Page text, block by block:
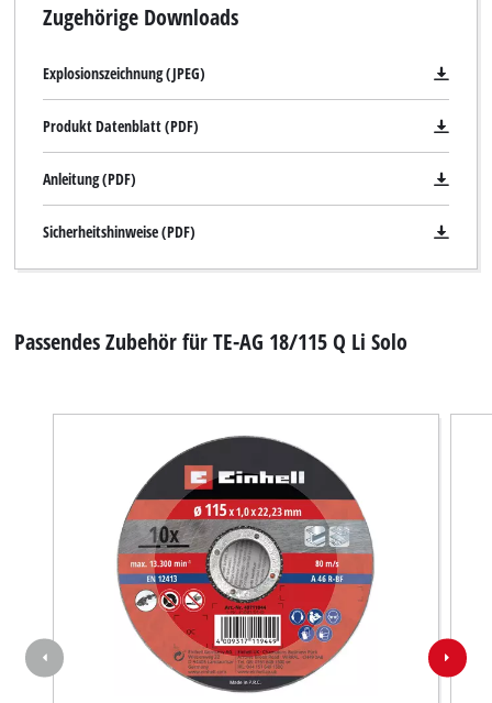
Zugehörige Downloads
Explosionszeichnung (JPEG)
Produkt Datenblatt (PDF)
Anleitung (PDF)
Sicherheitshinweise (PDF)
Passendes Zubehör für TE-AG 18/115 Q Li Solo